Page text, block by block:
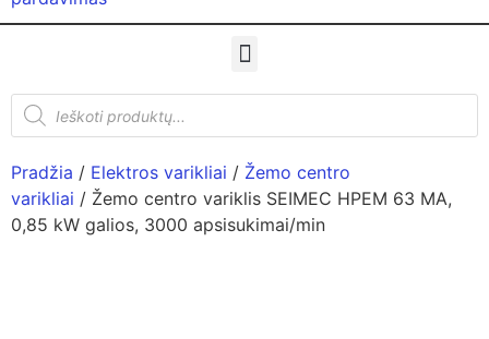
Pradžia / Elektros varikliai / Žemo centro
varikliai / Žemo centro variklis SEIMEC HPEM 63 MA,
0,85 kW galios, 3000 apsisukimai/min